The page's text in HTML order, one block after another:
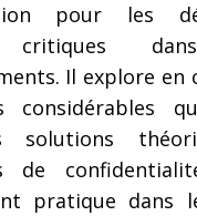
pour les
critiques
Il explore en
considérables
solutions
de
pratique dans